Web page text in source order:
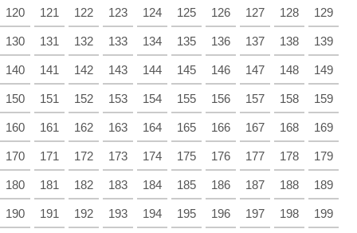
120 121 122 123 124 125 126 127 128 129
130 131 132 133 134 135 136 137 138 139
140 141 142 143 144 145 146 147 148 149
150 151 152 153 154 155 156 157 158 159
160 161 162 163 164 165 166 167 168 169
170 171 172 173 174 175 176 177 178 179
180 181 182 183 184 185 186 187 188 189
190 191 192 193 194 195 196 197 198 199